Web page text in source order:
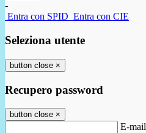
-
Entra con SPID Entra con CIE
Seleziona utente
button close ×
Recupero password
button close ×
E-mail